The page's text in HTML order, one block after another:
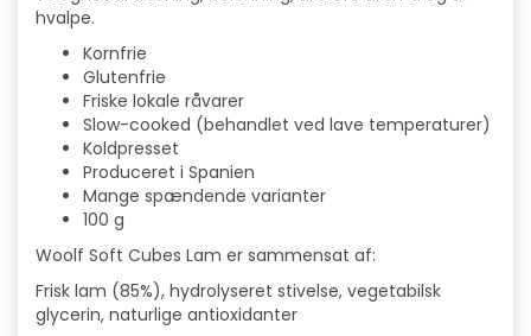
hvalpe.
Kornfrie
Glutenfrie
Friske lokale råvarer
Slow-cooked (behandlet ved lave temperaturer)
Koldpresset
Produceret i Spanien
Mange spændende varianter
100 g
Woolf Soft Cubes Lam er sammensat af:
Frisk lam (85%), hydrolyseret stivelse, vegetabilsk
glycerin, naturlige antioxidanter